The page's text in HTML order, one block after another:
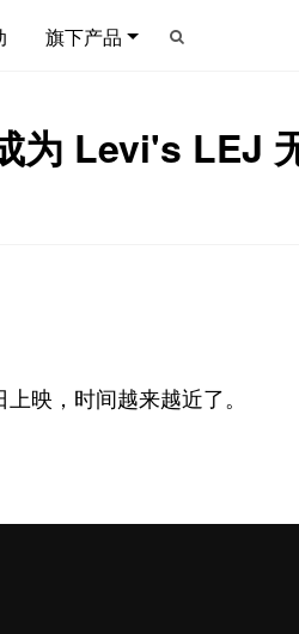
旗下产品
为 Levi's LEJ
映，时间越来越近了。